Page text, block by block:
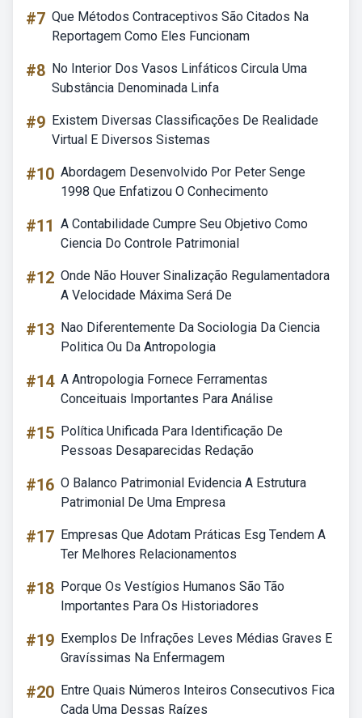
#7 Que Métodos Contraceptivos São Citados Na
Reportagem Como Eles Funcionam
#8 No Interior Dos Vasos Linfáticos Circula Uma
Substância Denominada Linfa
#9 Existem Diversas Classificações De Realidade
Virtual E Diversos Sistemas
#10 Abordagem Desenvolvido Por Peter Senge
1998 Que Enfatizou O Conhecimento
#11 A Contabilidade Cumpre Seu Objetivo Como
Ciencia Do Controle Patrimonial
#12 Onde Não Houver Sinalização Regulamentadora
A Velocidade Máxima Será De
#13 Nao Diferentemente Da Sociologia Da Ciencia
Politica Ou Da Antropologia
#14 A Antropologia Fornece Ferramentas
Conceituais Importantes Para Análise
#15 Política Unificada Para Identificação De
Pessoas Desaparecidas Redação
#16 O Balanco Patrimonial Evidencia A Estrutura
Patrimonial De Uma Empresa
#17 Empresas Que Adotam Práticas Esg Tendem A
Ter Melhores Relacionamentos
#18 Porque Os Vestígios Humanos São Tão
Importantes Para Os Historiadores
#19 Exemplos De Infrações Leves Médias Graves E
Gravíssimas Na Enfermagem
#20 Entre Quais Números Inteiros Consecutivos Fica
Cada Uma Dessas Raízes